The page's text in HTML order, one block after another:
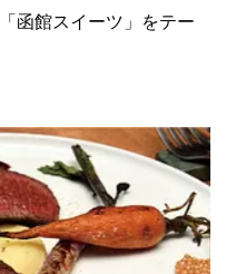
函館スイーツ」をテー